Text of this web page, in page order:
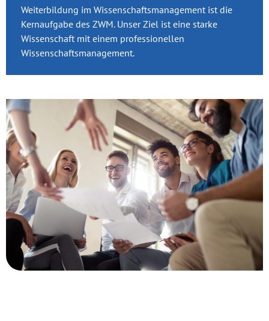
Weiterbildung im Wissenschaftsmanagement ist die
Kernaufgabe des ZWM. Unser Ziel ist eine starke
Wissenschaft mit einem professionellen
Wissenschaftsmanagement.